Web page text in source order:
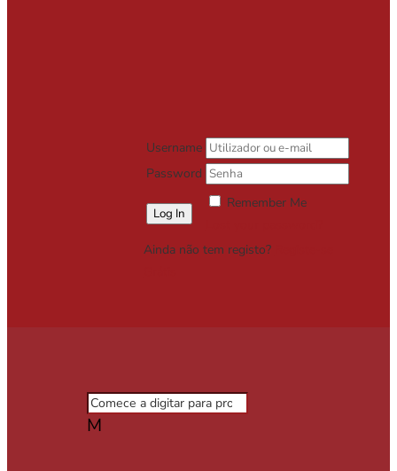
Username
Password
Remember Me
Ainda não tem registo?
M